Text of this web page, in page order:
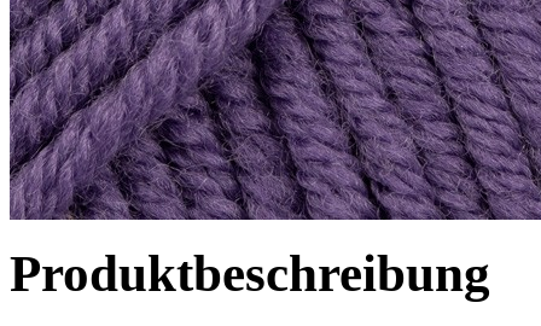
Produktbeschreibung